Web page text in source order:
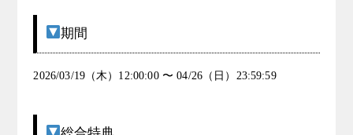
期間
2026/03/19（木）12:00:00 〜 04/26（日）23:59:59